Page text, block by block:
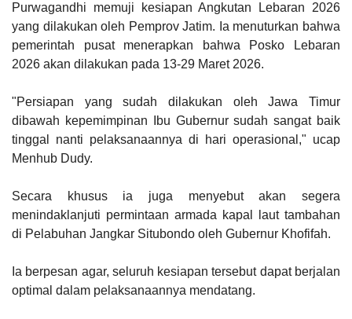
Purwagandhi memuji kesiapan Angkutan Lebaran 2026
yang dilakukan oleh Pemprov Jatim. Ia menuturkan bahwa
pemerintah pusat menerapkan bahwa Posko Lebaran
2026 akan dilakukan pada 13-29 Maret 2026.
"Persiapan yang sudah dilakukan oleh Jawa Timur
dibawah kepemimpinan Ibu Gubernur sudah sangat baik
tinggal nanti pelaksanaannya di hari operasional," ucap
Menhub Dudy.
Secara khusus ia juga menyebut akan segera
menindaklanjuti permintaan armada kapal laut tambahan
di Pelabuhan Jangkar Situbondo oleh Gubernur Khofifah.
Ia berpesan agar, seluruh kesiapan tersebut dapat berjalan
optimal dalam pelaksanaannya mendatang.